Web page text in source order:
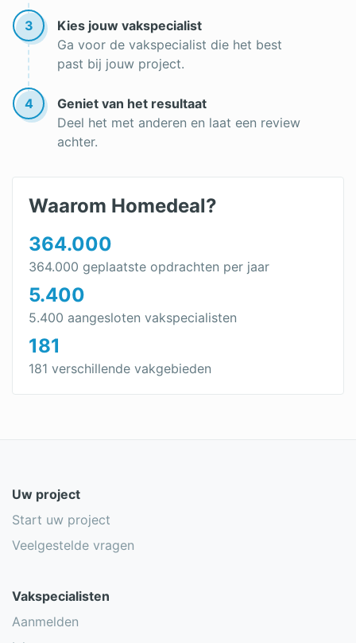
3
Kies jouw vakspecialist
Ga voor de vakspecialist die het best
past bij jouw project.
4
Geniet van het resultaat
Deel het met anderen en laat een review
achter.
Waarom Homedeal?
364.000
364.000 geplaatste opdrachten per jaar
5.400
5.400 aangesloten vakspecialisten
181
181 verschillende vakgebieden
Uw project
Start uw project
Veelgestelde vragen
Vakspecialisten
Aanmelden